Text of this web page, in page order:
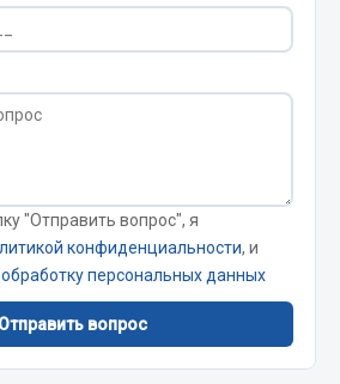
ещё
"Отправить вопрос", я
конфиденциальности, и
обработку персональных данных
Отправить вопрос